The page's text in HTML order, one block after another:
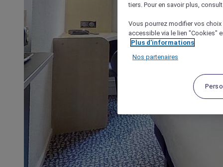
tiers. Pour en savoir plus,
Vous pourrez modifier vos
accessible via le lien "Cookies"
Plus d'informations
Nos partenaires